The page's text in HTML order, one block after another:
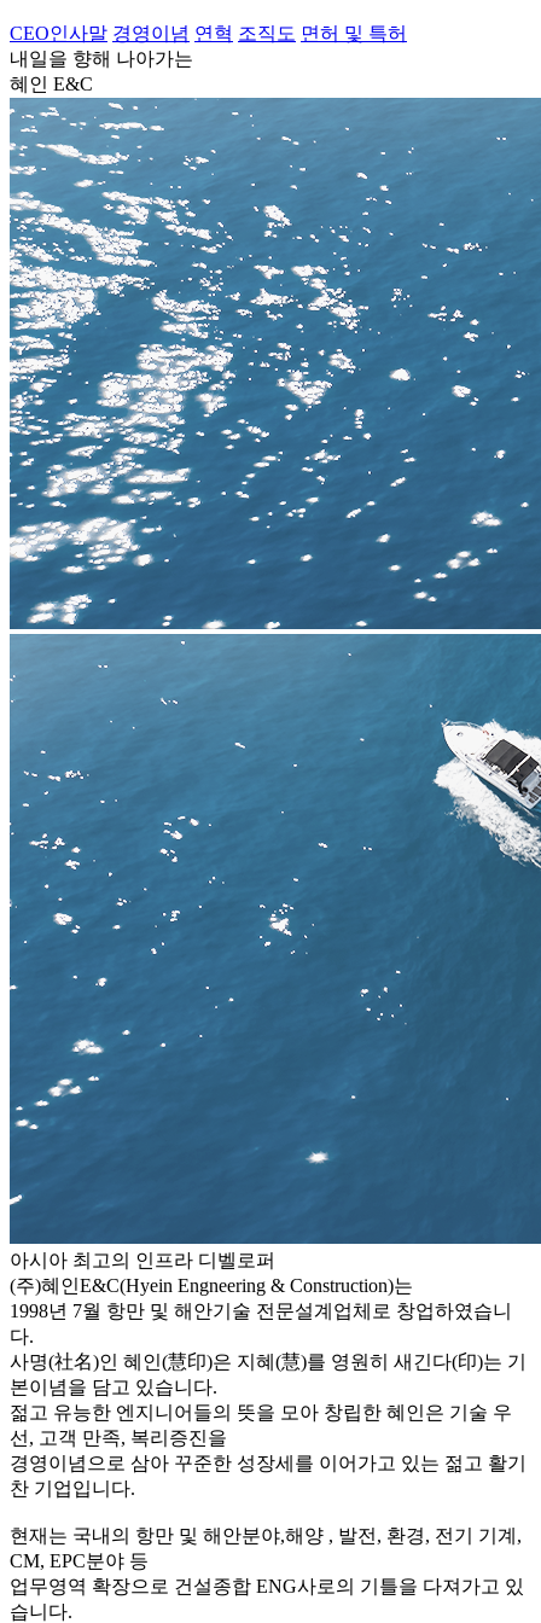
CEO인사말 경영이념 연혁 조직도 면허 및 특허
내일을 향해 나아가는
혜인 E&C
아시아 최고의 인프라 디벨로퍼
(주)혜인E&C(Hyein Engneering & Construction)는
1998년 7월 항만 및 해안기술 전문설계업체로 창업하였습니
다.
사명(社名)인 혜인(慧印)은 지혜(慧)를 영원히 새긴다(印)는 기
본이념을 담고 있습니다.
젊고 유능한 엔지니어들의 뜻을 모아 창립한 혜인은 기술 우
선, 고객 만족, 복리증진을
경영이념으로 삼아 꾸준한 성장세를 이어가고 있는 젊고 활기
찬 기업입니다.
현재는 국내의 항만 및 해안분야,해양 , 발전, 환경, 전기 기계,
CM, EPC분야 등
업무영역 확장으로 건설종합 ENG사로의 기틀을 다져가고 있
습니다.